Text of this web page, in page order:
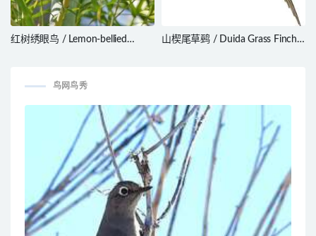
红树绣眼鸟 / Lemon-bellied
山楔尾草鹀 / Duida Grass Finch /
鸟网鸟秀